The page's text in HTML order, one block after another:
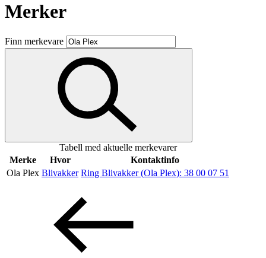
Butikker
Mat og drikke
Aktiviteter
Inspirasjon
Merker
Finn merkevare
Tabell med aktuelle merkevarer
Merke
Hvor
Kontaktinfo
Ola Plex Blivakker Ring Blivakker (Ola Plex): 38 00 07 51